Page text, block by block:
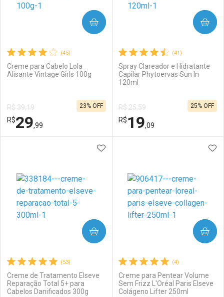
Comprar sem Desconto
Por R$ 54,87/cada
Comprar sem Desconto
Por R$ 54,87/cada
Comprar sem Desconto
Por R$ 31,99/cada
Comprar sem Desconto
Por R$ 31,99/cada
(45)
Creme para Cabelo Lola
Alisante Vintage Girls 100g
R$ 39,19
R$29,99
23% OFF
COMPRAR
Laboratório
Por Menos
(41)
Spray Clareador e Hidratante
Capilar Phytoervas Sun In
120ml
R$ 25,59
R$19,09
25% OFF
COMPRAR
Laboratório
Por Menos
(53)
Creme de Tratamento Elseve
Reparação Total 5+ para
Cabelos Danificados 300g
ADICIONAR AOS FAVORITOS
COMPRAR
(4)
Creme para Pentear Volume
Sem Frizz L'Oréal Paris Elseve
Colágeno Lifter 250ml
COMPRAR